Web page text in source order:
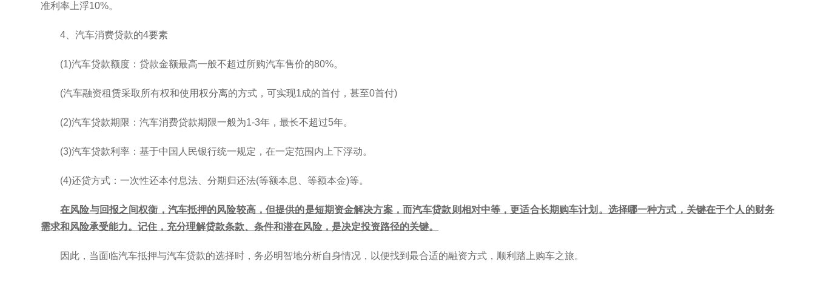
准利率上浮10%。
4、汽车消费贷款的4要素
(1)汽车贷款额度：贷款金额最高一般不超过所购汽车售价的80%。
(汽车融资租赁采取所有权和使用权分离的方式，可实现1成的首付，甚至0首付)
(2)汽车贷款期限：汽车消费贷款期限一般为1-3年，最长不超过5年。
(3)汽车贷款利率：基于中国人民银行统一规定，在一定范围内上下浮动。
(4)还贷方式：一次性还本付息法、分期归还法(等额本息、等额本金)等。
在风险与回报之间权衡，汽车抵押的风险较高，但提供的是短期资金解决方案，而汽车贷款则相对中等，更适合长期购车计划。选择哪一种方式，关键在于个人的财务
需求和风险承受能力。记住，充分理解贷款条款、条件和潜在风险，是决定投资路径的关键。
因此，当面临汽车抵押与汽车贷款的选择时，务必明智地分析自身情况，以便找到最合适的融资方式，顺利踏上购车之旅。